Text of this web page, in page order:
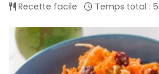
Recette facile Temps total :